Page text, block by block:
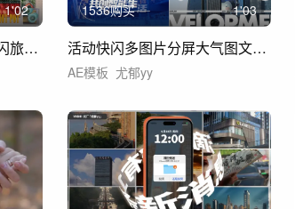
1'02
漫画片头成都城市分屏快闪旅游创意快闪视频
1536购买 1'03
活动快闪多图片分屏大气图文快闪文字快闪
AE模板 尤郁yy